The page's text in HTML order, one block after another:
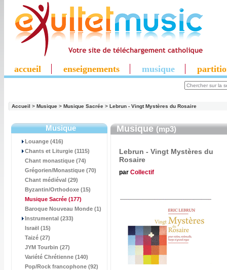
accueil enseignements musique
Accueil > Musique > Musique Sacrée > Lebrun - Vingt Mystères du Rosaire
Musique
Louange (416)
Chants et Liturgie (1115)
Chant monastique (74)
Grégorien/Monastique (70)
Chant médiéval (29)
Byzantin/Orthodoxe (15)
Musique Sacrée (177)
Baroque Nouveau Monde (1)
Instrumental (233)
Israël (15)
Taizé (27)
JYM Tourbin (27)
Variété Chrétienne (140)
Pop/Rock francophone (92)
Musique(mp3)
Lebrun - Vingt Mystères du
Rosaire
par Collectif